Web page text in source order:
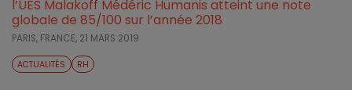
l’UES Malakoff Médéric Humanis atteint une note
globale de 85/100 sur l’année 2018
PARIS, FRANCE, 21 MARS 2019
ACTUALITÉS RH